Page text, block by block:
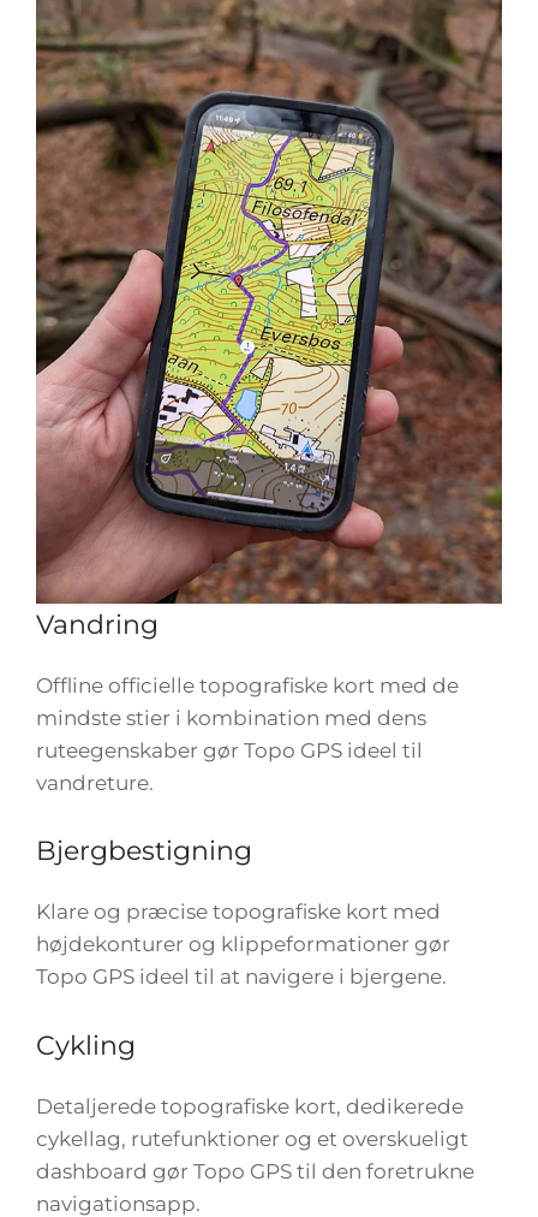
Vandring
Offline officielle topografiske kort med de
mindste stier i kombination med dens
ruteegenskaber gør Topo GPS ideel til
vandreture.
Bjergbestigning
Klare og præcise topografiske kort med
højdekonturer og klippeformationer gør
Topo GPS ideel til at navigere i bjergene.
Cykling
Detaljerede topografiske kort, dedikerede
cykellag, rutefunktioner og et overskueligt
dashboard gør Topo GPS til den foretrukne
navigationsapp.